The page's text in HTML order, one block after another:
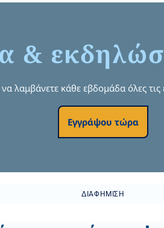
&
λαμβάνετε κάθε εβδομάδα όλες
Εγγράψου τώρα
ΔΙΑΦΉΜΙΣΗ